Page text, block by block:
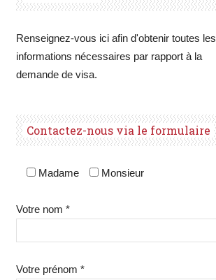
Renseignez-vous ici afin d'obtenir toutes les
informations nécessaires par rapport à la
demande de visa.
Contactez-nous via le formulaire
Madame Monsieur
Votre nom *
Votre prénom *